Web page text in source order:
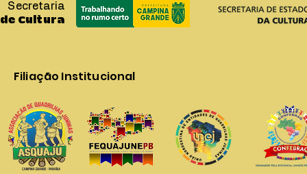
de Cultura
Secretaria
Filiação Institucional